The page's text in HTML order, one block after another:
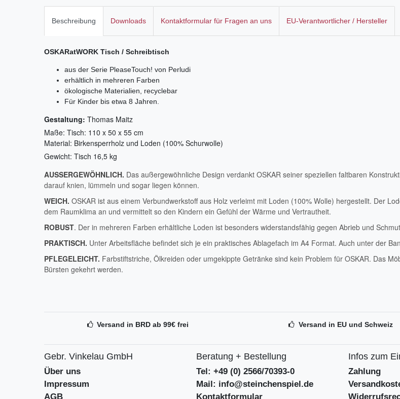
Beschreibung Downloads Kontaktformular für Fragen an uns EU-Verantwortlicher / Hersteller
OSKARatWORK Tisch / Schreibtisch
aus der Serie PleaseTouch! von Perludi
erhältlich in mehreren Farben
ökologische Materialien, recyclebar
Für Kinder bis etwa 8 Jahren.
Gestaltung: Thomas Maitz
Maße: Tisch: 110 x 50 x 55 cm
Material: Birkensperrholz und Loden (100% Schurwolle)
Gewicht: Tisch 16,5 kg
AUSSERGEWÖHNLICH. Das außergewöhnliche Design verdankt OSKAR seiner speziellen faltbaren
darauf knien, lümmeln und sogar liegen können.
WEICH. OSKAR ist aus einem Verbundwerkstoff aus Holz verleimt mit Loden (100% Wolle) hergestellt. Der
dem Raumklima an und vermittelt so den Kindern ein Gefühl der Wärme und Vertrautheit.
ROBUST. Der in mehreren Farben erhältliche Loden ist besonders widerstandsfähig gegen Abrieb und
PRAKTISCH. Unter Arbeitsfläche befindet sich je ein praktisches Ablagefach im A4 Format. Auch unter der
PFLEGELEICHT. Farbstiftstriche, Ölkreiden oder umgekippte Getränke sind kein Problem für OSKAR. Das
Bürsten gekehrt werden.
Versand in BRD ab 99€ frei Versand in EU und Schweiz
Gebr. Vinkelau GmbH
Über uns
Impressum
AGB
Beratung + Bestellung
Tel: +49 (0) 2566/70393-0
Mail: info@steinchenspiel.de
Kontaktformular
Infos zum
Zahlung